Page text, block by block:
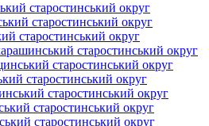
старостинський округ
старостинський округ
старостинський округ
старостинський округ
старостинський округ
старостинський округ
старостинський округ
старостинський округ
старостинський округ